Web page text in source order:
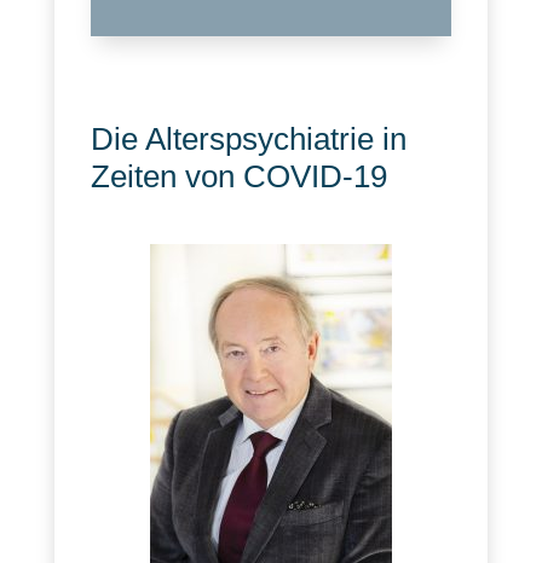
Die Alterspsychiatrie in
Zeiten von COVID-19